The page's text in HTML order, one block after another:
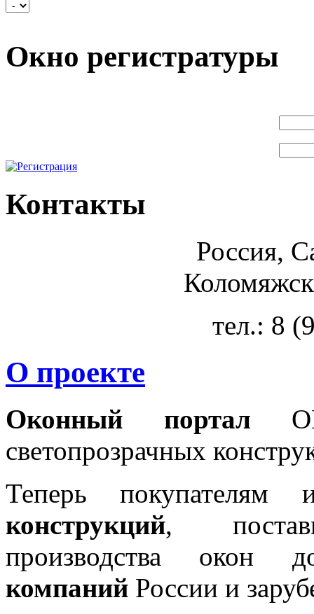
Окно регистратуры
Контакты
Россия,
тел.: 8
О проекте
Оконный портал
светопрозрачных
Теперь покупателям
конструкций,
производства окон
компаний России и